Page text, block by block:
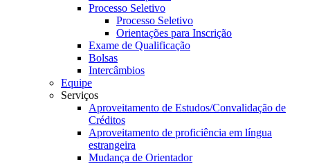
Processo Seletivo
Processo Seletivo
Orientações para Inscrição
Exame de Qualificação
Bolsas
Intercâmbios
Equipe
Serviços
Aproveitamento de Estudos/Convalidação de
Créditos
Aproveitamento de proficiência em língua
estrangeira
Mudança de Orientador